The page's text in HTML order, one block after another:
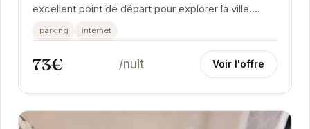
excellent point de départ pour explorer la ville.
Avec son parking gratuit, plus besoin de...
parking internet
73€ /nuit Voir l'offre